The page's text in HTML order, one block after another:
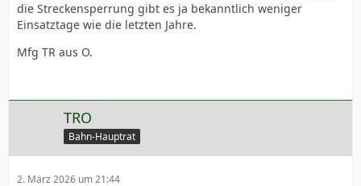
die Streckensperrung gibt es ja bekanntlich weniger
Einsatztage wie die letzten Jahre.
Mfg TR aus O.
TRO
Bahn-Hauptrat
2. März 2026 um 21:44